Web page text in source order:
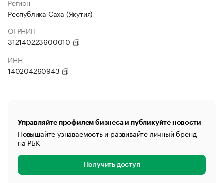
Регион
Республика Саха (Якутия)
ОГРНИП
312140223600010
ИНН
140204260943
Управляйте профилем бизнеса и публикуйте новости
Повышайте узнаваемость и развивайте личный бренд
на РБК
Получить доступ